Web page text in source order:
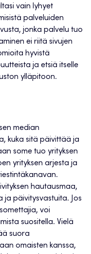
vain lyhyet
palveluiden
jonka palvelu tuo
ei riitä sivujen
hyvistä
ja etsiä itselle
ylläpitoon.
median
kuka sitä päivittää ja
some tuo yrityksen
yrityksen arjesta ja
hautausmaa,
ja päivitysvastuita. Jos
voi
suositella. Vielä
suora
omaisten kanssa,